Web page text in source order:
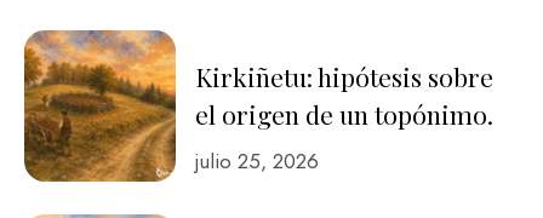
Kirkiñetu: hipótesis sobre
el origen de un topónimo.
julio 25, 2026